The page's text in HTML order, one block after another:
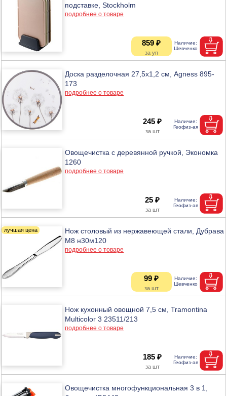
подставке, Stockholm
подробнее о товаре
859 ₽
Доска разделочная 27,5х1,2 см, Agness 895-
173
подробнее о товаре
245 ₽
Овощечистка с деревянной ручкой, Экономка
1260
подробнее о товаре
25 ₽
Нож столовый из нержавеющей стали, Дубрава
М8 н30м120
подробнее о товаре
99 ₽
Нож кухонный овощной 7,5 см, Tramontina
Multicolor 3 23511/213
подробнее о товаре
185 ₽
Овощечистка многофункциональная 3 в 1,